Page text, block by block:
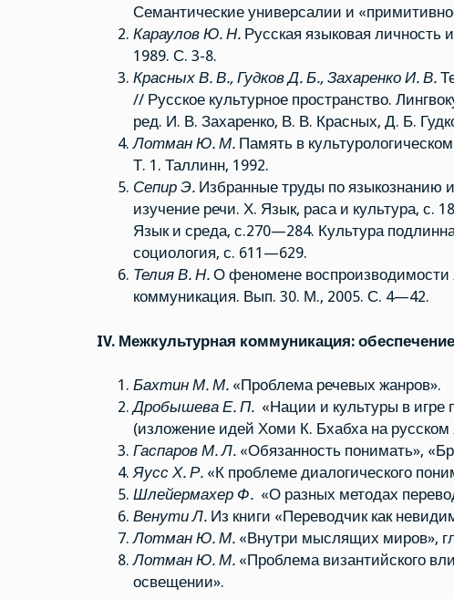
Семантические универсалии и
Караулов Ю. Н.Русская языковая личность
1989. С. 3-8.
Красных В. В., Гудков Д. Б., Захаренко И. В.
// Русское культурное пространство.
ред. И. В. Захаренко, В. В. Красных, Д. Б.
Лотман Ю. М.Память в
Т. 1. Таллинн, 1992.
Сепир Э.Избранные труды по языкознанию
изучение речи. Х. Язык, раса и культура, с.
Язык и среда, с.270—284. Культура
социология, с. 611—629.
Телия В. Н.О феномене воспроизводимости
коммуникация. Вып. 30. М., 2005. С. 4—42.
IV. Межкультурная коммуникация:
Бахтин М. М.«Проблема речевых жанров».
Дробышева Е. П. «Нации и культуры в
(изложение идей Хоми К. Бхабха на русском
Гаспаров М. Л.«Обязанность понимать»,
Яусс Х. Р.«К проблеме диалогического
Шлейермахер Ф.«О разных методах
Венути Л.Из книги «Переводчик как
Лотман Ю. М.«Внутри мыслящих миров»,
Лотман Ю. М.«Проблема византийского
освещении».